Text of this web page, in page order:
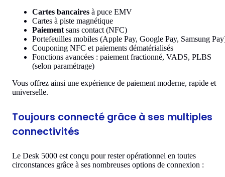
Cartes bancaires à puce EMV
Cartes à piste magnétique
Paiement sans contact (NFC)
Portefeuilles mobiles (Apple Pay, Google Pay, Samsung
Couponing NFC et paiements dématérialisés
Fonctions avancées : paiement fractionné, VADS, PLBS
(selon paramétrage)
Vous offrez ainsi une expérience de paiement moderne, rapide et
universelle.
Toujours connecté grâce à ses multiples
connectivités
Le Desk 5000 est conçu pour rester opérationnel en toutes
circonstances grâce à ses nombreuses options de connexion :